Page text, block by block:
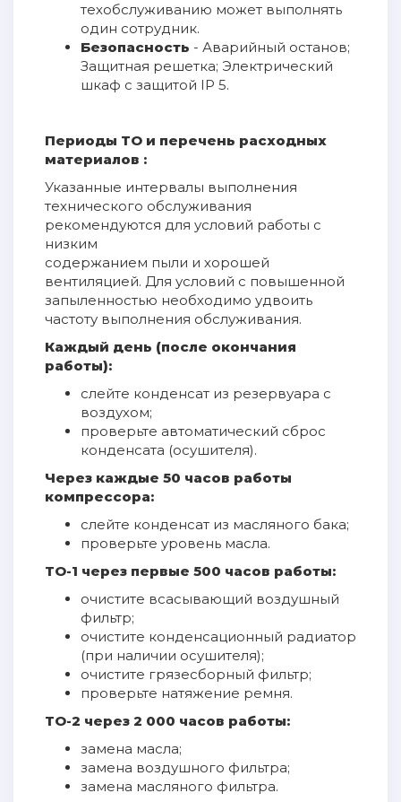
техобслуживанию может выполнять
один сотрудник.
Безопасность - Аварийный останов;
Защитная решетка; Электрический
шкаф с защитой IP 5.
Периоды ТО и перечень расходных
материалов :
Указанные интервалы выполнения
технического обслуживания
рекомендуются для условий работы с
низким
содержанием пыли и хорошей
вентиляцией. Для условий с повышенной
запыленностью необходимо удвоить
частоту выполнения обслуживания.
Каждый день (после окончания
работы):
слейте конденсат из резервуара с
воздухом;
проверьте автоматический сброс
конденсата (осушителя).
Через каждые 50 часов работы
компрессора:
слейте конденсат из масляного бака;
проверьте уровень масла.
ТО-1 через первые 500 часов работы:
очистите всасывающий воздушный
фильтр;
очистите конденсационный радиатор
(при наличии осушителя);
очистите грязесборный фильтр;
проверьте натяжение ремня.
ТО-2 через 2 000 часов работы:
замена масла;
замена воздушного фильтра;
замена масляного фильтра.